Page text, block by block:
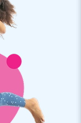
di cuciture
gr di alta qualità.
Il gonfiabile è
Per questo motivo,
gioco ottimale per
i salti di gioia a
progettisti,